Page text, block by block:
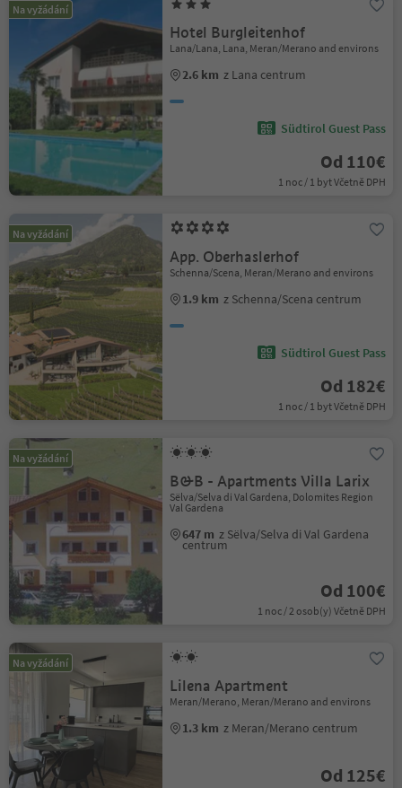
Na vyžádání
Hotel Burgleitenhof
Lana/Lana, Lana, Meran/Merano and environs
2.6 km z Lana centrum
Südtirol Guest Pass
Od 110€
1 noc / 1 byt Včetně DPH
Na vyžádání
App. Oberhaslerhof
Schenna/Scena, Meran/Merano and environs
1.9 km z Schenna/Scena centrum
Südtirol Guest Pass
Od 182€
1 noc / 1 byt Včetně DPH
Na vyžádání
B&B - Apartments Villa Larix
Sëlva/Selva di Val Gardena, Dolomites Region
Val Gardena
647 m z Sëlva/Selva di Val Gardena
centrum
Od 100€
1 noc / 2 osob(y) Včetně DPH
Na vyžádání
Lilena Apartment
Meran/Merano, Meran/Merano and environs
1.3 km z Meran/Merano centrum
Od 125€